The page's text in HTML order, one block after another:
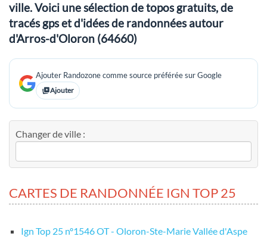
ville. Voici une sélection de topos gratuits, de
tracés gps et d'idées de randonnées autour
d'Arros-d'Oloron (64660)
Ajouter Randozone comme source préférée sur Google
Ajouter
Changer de ville :
CARTES DE RANDONNÉE IGN TOP 25
Ign Top 25 nº1546 OT - Oloron-Ste-Marie Vallée d'Aspe